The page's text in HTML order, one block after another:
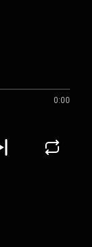
0:00